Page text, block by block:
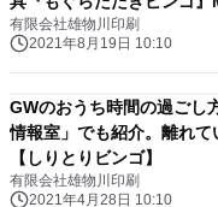
有限会社雄物川印刷
2021年8月19日 10:10
GWのおうち時間の過ごし
情報室」でも紹介。離れ
【しりとりビンゴ】
有限会社雄物川印刷
2021年4月28日 10:10